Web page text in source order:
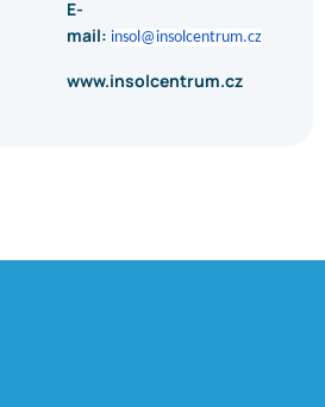
E-
mail: insol@insolcentrum.cz
www.insolcentrum.cz